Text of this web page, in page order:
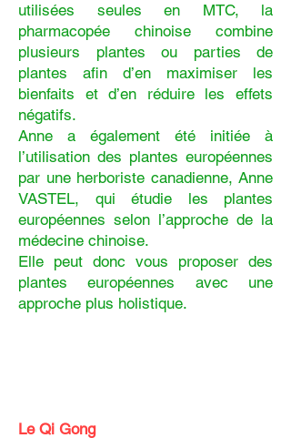
utilisées seules en MTC, la
pharmacopée chinoise combine
plusieurs plantes ou parties de
plantes afin d’en maximiser les
bienfaits et d’en réduire les effets
négatifs.
Anne a également été initiée à
l’utilisation des plantes européennes
par une herboriste canadienne, Anne
VASTEL, qui étudie les plantes
européennes selon l’approche de la
médecine chinoise.
Elle peut donc vous proposer des
plantes européennes avec une
approche plus holistique.
Le Qi Gong